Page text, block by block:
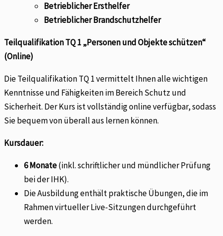
Betrieblicher Ersthelfer
Betrieblicher Brandschutzhelfer
Teilqualifikation TQ 1 „Personen und Objekte schützen“
(Online)
Die Teilqualifikation TQ 1 vermittelt Ihnen alle wichtigen
Kenntnisse und Fähigkeiten im Bereich Schutz und
Sicherheit. Der Kurs ist vollständig online verfügbar, sodass
Sie bequem von überall aus lernen können.
Kursdauer:
6 Monate(inkl. schriftlicher und mündlicher Prüfung
bei der IHK).
Die Ausbildung enthält praktische Übungen, die im
Rahmen virtueller Live-Sitzungen durchgeführt
werden.